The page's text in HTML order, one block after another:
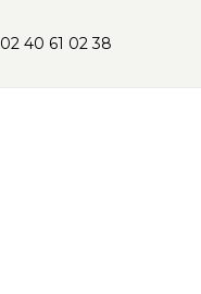
02 40 61 02 38